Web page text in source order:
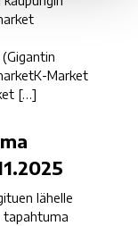
Market
[…]
lähelle
tapahtuma